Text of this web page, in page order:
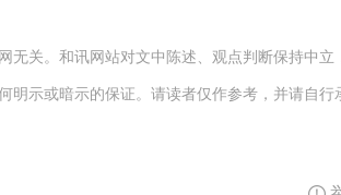
无关。和讯网站对文中陈述、观点判断保持中立
明示或暗示的保证。请读者仅作参考，并请自行